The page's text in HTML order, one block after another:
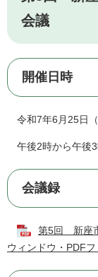
会議
開催日時
令和7年6月25日（
午後2時から午後
会議録
第5回 新座
ウィンドウ・PDFフ